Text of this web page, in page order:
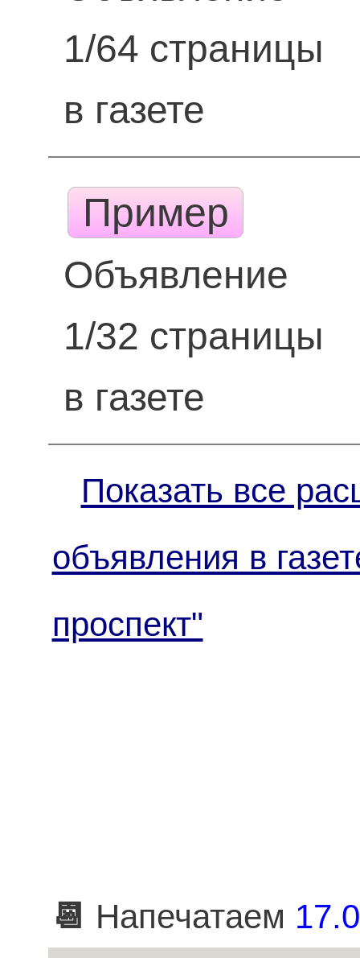
1/64 страницы
в газете
Пример
Объявление
1/32 страницы
в газете
Показать все
объявления в
проспект"
📆 Напечатаем